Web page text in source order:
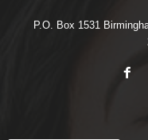
P.O. Box 1531